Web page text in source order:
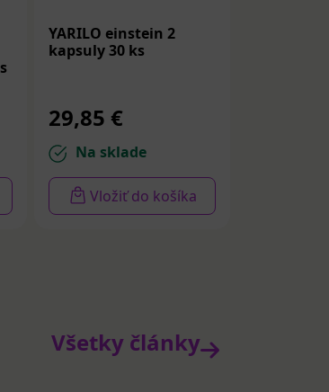
YARILO einstein 2
kapsuly 30 ks
29,85 €
Na sklade
Vložiť do košíka
Všetky články